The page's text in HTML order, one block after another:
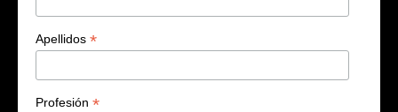
Apellidos *
Profesión *